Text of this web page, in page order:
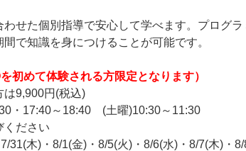
せた個別指導で安心して学べます。プログラ
で知識を身につけることが可能です。
初めて体験される方限定となります）
は9,900円(税込)
・17:40～18:40 (土曜)10:30～11:30
ださい
31(木)・8/1(金)・8/5(火)・8/6(水)・8/7(木)・8/